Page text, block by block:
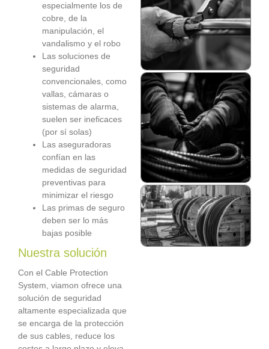
especialmente los de
cobre, de la
manipulación, el
vandalismo y el robo
Las soluciones de
seguridad
convencionales, como
vallas, cámaras o
sistemas de alarma,
suelen ser ineficaces
(por sí solas)
Las aseguradoras
confían en las
medidas de seguridad
preventivas para
minimizar el riesgo
Las primas de seguro
deben ser lo más
bajas posible
Nuestra solución
Con el Cable Protection
System, viamon ofrece una
solución de seguridad
altamente especializada que
se encarga de la protección
de sus cables, reduce los